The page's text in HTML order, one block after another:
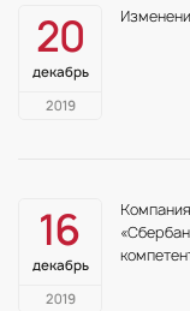
20
декабрь
2019
16
декабрь
2019